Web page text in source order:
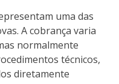
uma das
A cobrança varia
normalmente
técnicos,
diretamente